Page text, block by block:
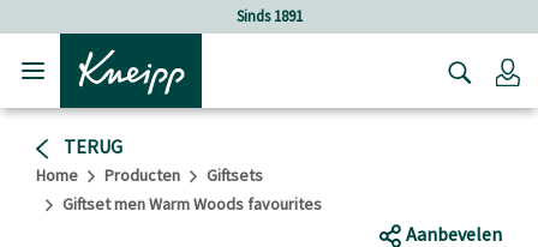
Verder gaan naar hoofdinhoud.Sinds 1891
TERUG
Home Producten
Giftsets
Giftset men Warm Woods favourites
Aanbevelen